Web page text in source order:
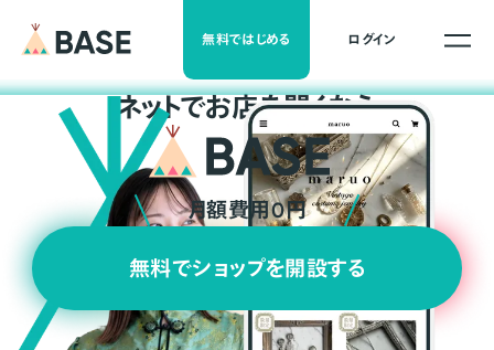
無料ではじめる ログイン
ネットでお店を開くなら
月額費用0円
無料でショップを開設する